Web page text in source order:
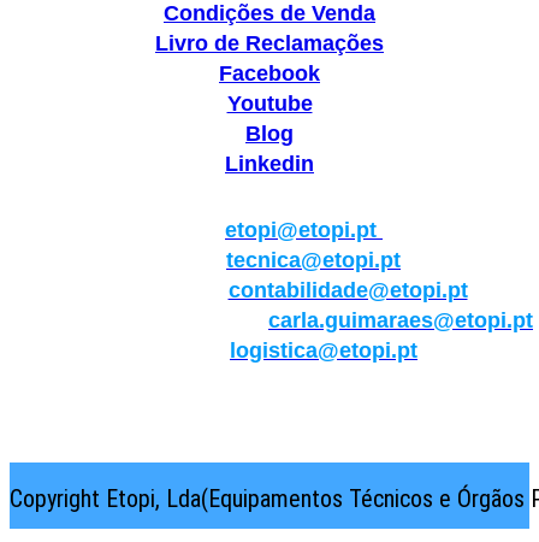
Condições de Venda
Livro de Reclamações
Facebook
Youtube
Blog
Linkedin
etopi@etopi.pt
tecnica@etopi.pt
contabilidade@etopi.pt
carla.guimaraes@etopi.pt
logistica@etopi.pt
Copyright Etopi, Lda(Equipamentos Técnicos e